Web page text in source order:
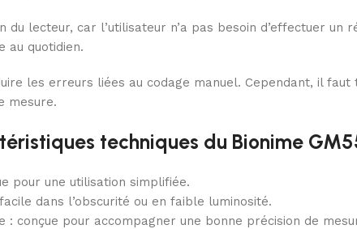
du lecteur, car l’utilisateur n’a pas besoin d’effectuer
au quotidien.
les erreurs liées au codage manuel. Cependant, il
mesure.
techniques du Bionime
pour une utilisation simplifiée.
dans l’obscurité ou en faible luminosité.
: conçue pour accompagner une bonne précision de